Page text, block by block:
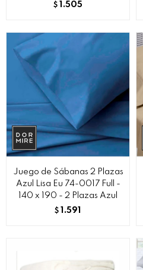
$ 1.505
Juego de Sábanas 2 Plazas
Azul Lisa Eu 74-0017 Full -
140 x 190 - 2 Plazas Azul
$ 1.591